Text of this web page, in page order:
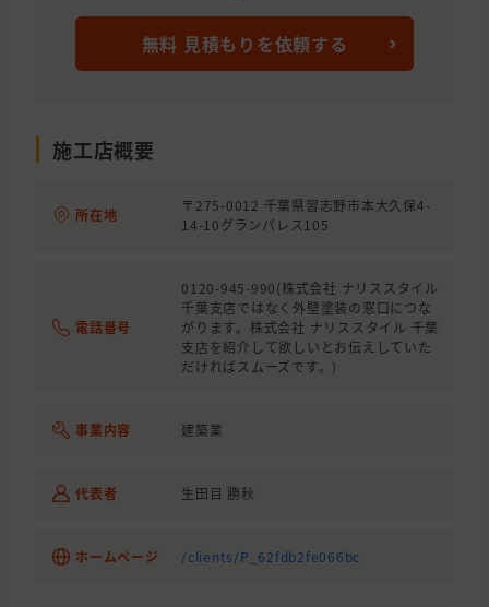
無料 見積もりを依頼する
施工店概要
所在地
〒275-0012 千葉県習志野市本大久保4-
14-10グランパレス105
電話番号
0120-945-990(株式会社 ナリススタイル
千葉支店ではなく外壁塗装の窓口につな
がります。株式会社 ナリススタイル 千葉
支店を紹介して欲しいとお伝えしていた
だければスムーズです。)
事業内容 建築業
代表者 生田目 勝秋
ホームページ /clients/P_62fdb2fe066bc